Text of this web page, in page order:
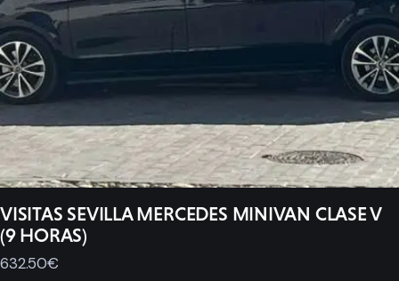
VISITAS SEVILLA MERCEDES MINIVAN CLASE V
(9 HORAS)
632.50€